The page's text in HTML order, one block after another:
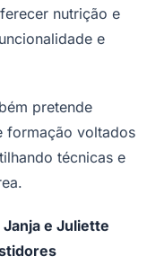
nutrição e
e
pretende
formação voltados
técnicas e
e Juliette